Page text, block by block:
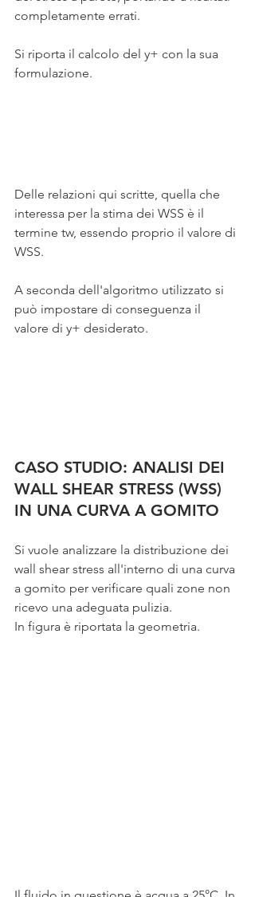
completamente errati.
Si riporta il calcolo del y+ con la sua
formulazione.
Delle relazioni qui scritte, quella che
interessa per la stima dei WSS è il
termine tw, essendo proprio il valore di
WSS.
A seconda dell'algoritmo utilizzato si
può impostare di conseguenza il
valore di y+ desiderato.
CASO STUDIO: ANALISI DEI
WALL SHEAR STRESS (WSS)
IN UNA CURVA A GOMITO
Si vuole analizzare la distribuzione dei
wall shear stress all'interno di una curva
a gomito per verificare quali zone non
ricevo una adeguata pulizia.
In figura è riportata la geometria.